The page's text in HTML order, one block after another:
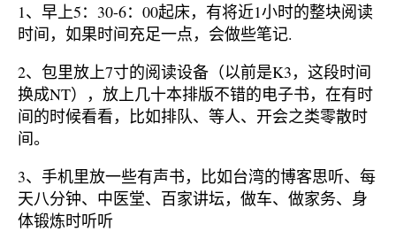
1、早上5：30-6：00起床，有将近1小时的整块阅读
时间，如果时间充足一点，会做些笔记.
2、包里放上7寸的阅读设备（以前是K3，这段时间
换成NT），放上几十本排版不错的电子书，在有时
间的时候看看，比如排队、等人、开会之类零散时
间。
3、手机里放一些有声书，比如台湾的博客思听、每
天八分钟、中医堂、百家讲坛，做车、做家务、身
体锻炼时听听